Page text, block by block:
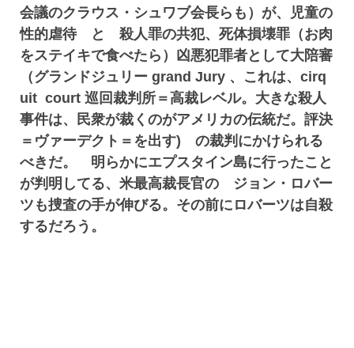
会議のクラウス・シュワブ会長らも）が、児童の
性的虐待 と 殺人罪の共犯、死体損壊罪（お肉
をステイキで食べたら）凶悪犯罪者として大陪審
（グランドジュリー grand Jury 、これは、cirq
uit court 巡回裁判所＝高裁レベル。大きな殺人
事件は、民衆が裁くのがアメリカの伝統だ。評決
＝ヴァーデクト＝を出す) の裁判にかけられる
べきだ。 明らかにエプスタイン島に行ったこと
が判明してる、米最高裁長官の ジョン・ロバー
ツも捜査の手が伸びる。その前にロバーツは自殺
するだろう。